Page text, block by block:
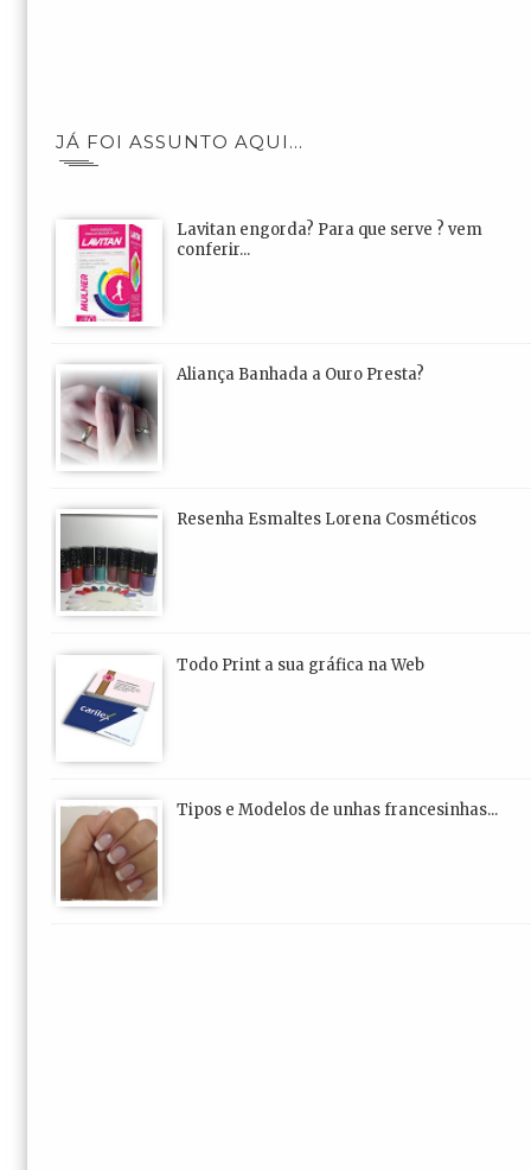
JÁ FOI ASSUNTO AQUI...
Lavitan engorda? Para que serve ? vem
conferir...
Aliança Banhada a Ouro Presta?
Resenha Esmaltes Lorena Cosméticos
Todo Print a sua gráfica na Web
Tipos e Modelos de unhas francesinhas...